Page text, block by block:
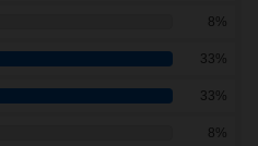
8%
33%
33%
8%